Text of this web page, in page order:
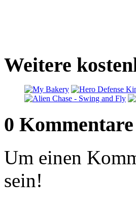
Weitere
0
Um einen
sein!